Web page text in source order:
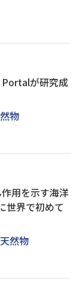
Portalが研究成
物
用を示す海洋
世界で初めて
然物